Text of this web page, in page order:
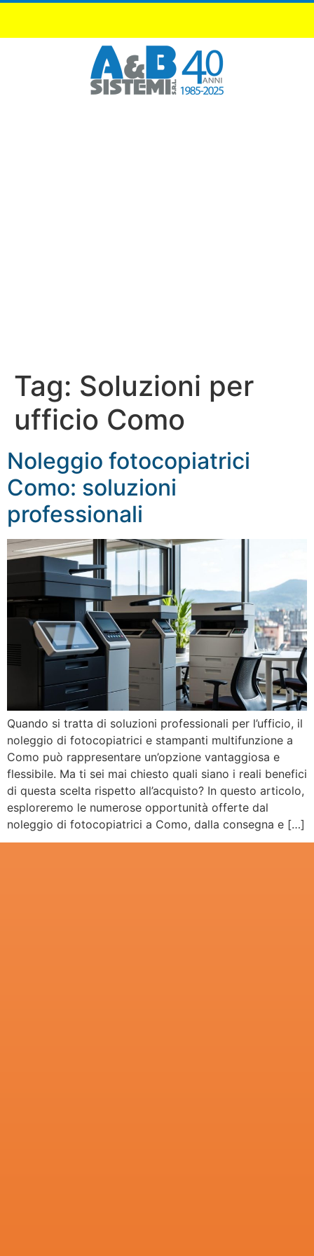
Tag: Soluzioni per
ufficio Como
Noleggio fotocopiatrici
Como: soluzioni
professionali
Quando si tratta di soluzioni professionali per l’ufficio, il
noleggio di fotocopiatrici e stampanti multifunzione a
Como può rappresentare un’opzione vantaggiosa e
flessibile. Ma ti sei mai chiesto quali siano i reali benefici
di questa scelta rispetto all’acquisto? In questo articolo,
esploreremo le numerose opportunità offerte dal
noleggio di fotocopiatrici a Como, dalla consegna e […]